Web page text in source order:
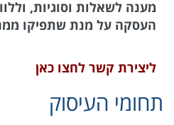
מענה לשאלות וסוגיות,
העסקה על מנת שתפיקו
ליצירת קשר לחצו כאן
תחומי העיסוק